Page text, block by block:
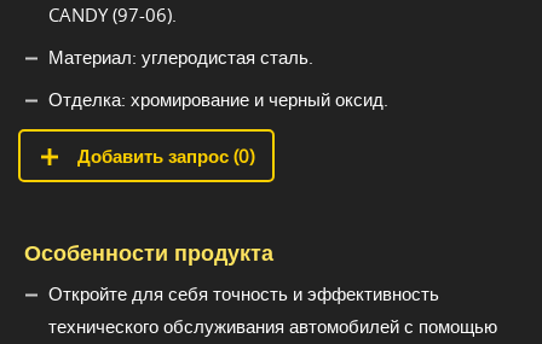
CANDY (97-06).
Материал: углеродистая сталь.
Отделка: хромирование и черный оксид.
Добавить запрос (0)
Особенности продукта
Откройте для себя точность и эффективность
технического обслуживания автомобилей с помощью